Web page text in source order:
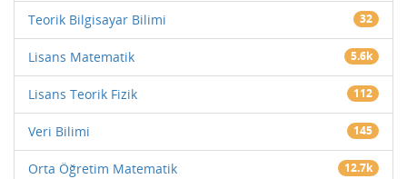
Teorik Bilgisayar Bilimi 32
Lisans Matematik 5.6k
Lisans Teorik Fizik 112
Veri Bilimi 145
Orta Öğretim Matematik 12.7k